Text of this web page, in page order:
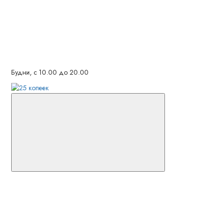
Будни, с 10.00 до 20.00